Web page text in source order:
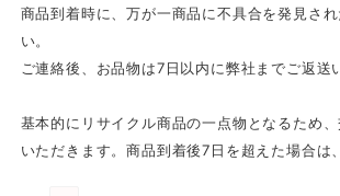
商品到着時に、万が一商品に不具合を発見さ
い。
ご連絡後、お品物は7日以内に弊社までご返送
基本的にリサイクル商品の一点物となるため
いただきます。商品到着後7日を超えた場合は